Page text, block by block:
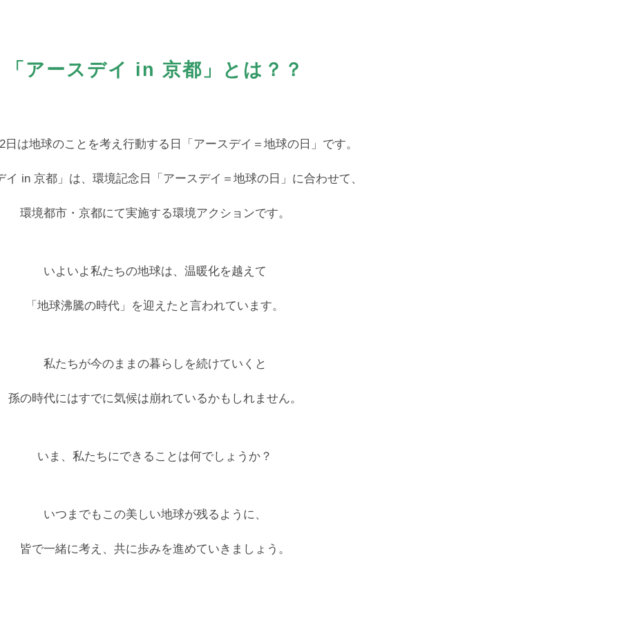
「アースデイ in 京都」とは？？
日は地球のことを考え行動する日「アースデイ＝地球の日」です。
イ in 京都」は、環境記念日「アースデイ＝地球の日」に合わせて、
環境都市・京都にて実施する環境アクションです。
いよいよ私たちの地球は、温暖化を越えて
「地球沸騰の時代」を迎えたと言われています。
私たちが今のままの暮らしを続けていくと
孫の時代にはすでに気候は崩れているかもしれません。
いま、私たちにできることは何でしょうか？
いつまでもこの美しい地球が残るように、
皆で一緒に考え、共に歩みを進めていきましょう。